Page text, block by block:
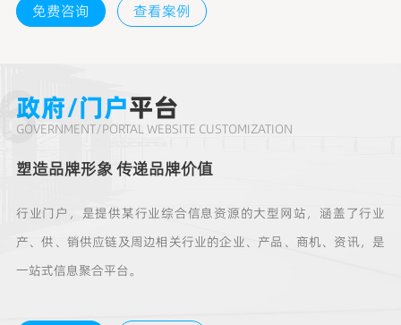
免费咨询 查看案例
政府/门户平台
GOVERNMENT/PORTAL WEBSITE CUSTOMIZATION
塑造品牌形象 传递品牌价值
行业门户，是提供某行业综合信息资源的大型网站，涵盖了行业
产、供、销供应链及周边相关行业的企业、产品、商机、资讯，是
一站式信息聚合平台。